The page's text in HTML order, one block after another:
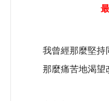
我曾經那麼堅持
那麼痛苦地渴望